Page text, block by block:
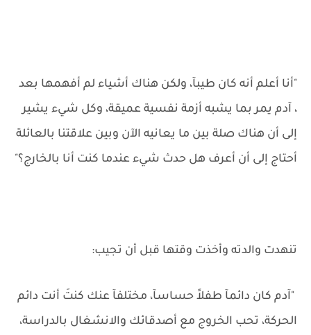
"أنا أعلم أنه كان طيبآ، ولكن هناك أشياء لم أفهمها بعد
، آدم يمر بما يشبه أزمة نفسية عميقة، وكل شيء يشير
إلى أن هناك صلة بين ما يعانيه الآن وبين علاقتنا بالعائلة
أحتاج إلى أن أعرف هل حدث شيء عندما كنت أنا بالخارج؟"
تنهدت والدته وأخذت وقتها قبل أن تجيب:
"آدم كان دائمآ طفلاً حساسآ، مختلفآ عنك كنتَ أنت دائم
الحركة، تحب الخروج مع أصدقائك والانشغال بالدراسة،